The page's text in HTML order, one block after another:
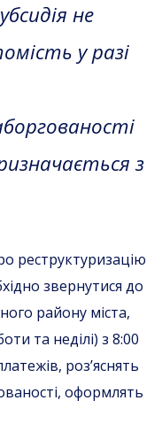
не
у разі
з
реструктуризацію
звернутися до
району міста,
та неділі) з 8:00
роз’яснять
оформлять